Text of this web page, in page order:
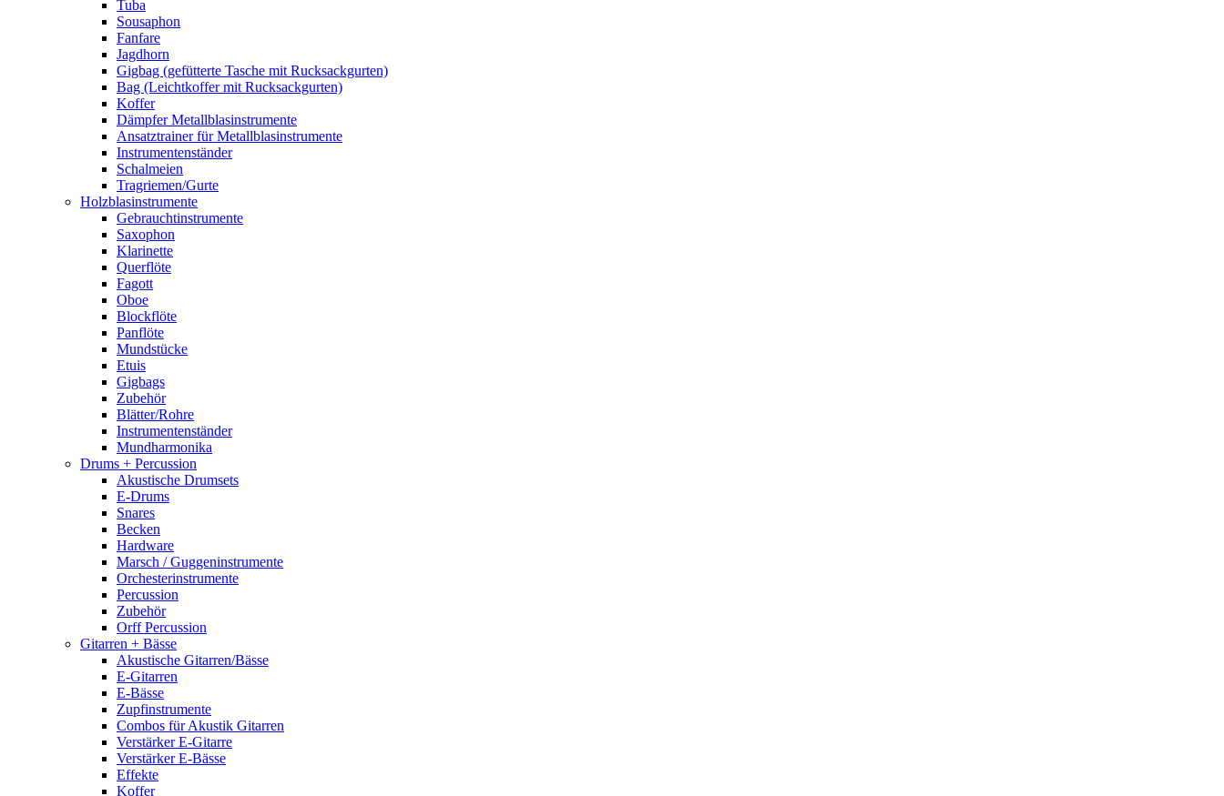
Tuba
Sousaphon
Fanfare
Jagdhorn
Gigbag (gefütterte Tasche mit Rucksackgurten)
Bag (Leichtkoffer mit Rucksackgurten)
Koffer
Dämpfer Metallblasinstrumente
Ansatztrainer für Metallblasinstrumente
Instrumentenständer
Schalmeien
Tragriemen/Gurte
Holzblasinstrumente
Gebrauchtinstrumente
Saxophon
Klarinette
Querflöte
Fagott
Oboe
Blockflöte
Panflöte
Mundstücke
Etuis
Gigbags
Zubehör
Blätter/Rohre
Instrumentenständer
Mundharmonika
Drums + Percussion
Akustische Drumsets
E-Drums
Snares
Becken
Hardware
Marsch / Guggeninstrumente
Orchesterinstrumente
Percussion
Zubehör
Orff Percussion
Gitarren + Bässe
Akustische Gitarren/Bässe
E-Gitarren
E-Bässe
Zupfinstrumente
Combos für Akustik Gitarren
Verstärker E-Gitarre
Verstärker E-Bässe
Effekte
Koffer